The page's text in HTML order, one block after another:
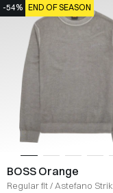
-54% END OF SEASON
BOSS Orange
Regular fit/ Astefano Strik